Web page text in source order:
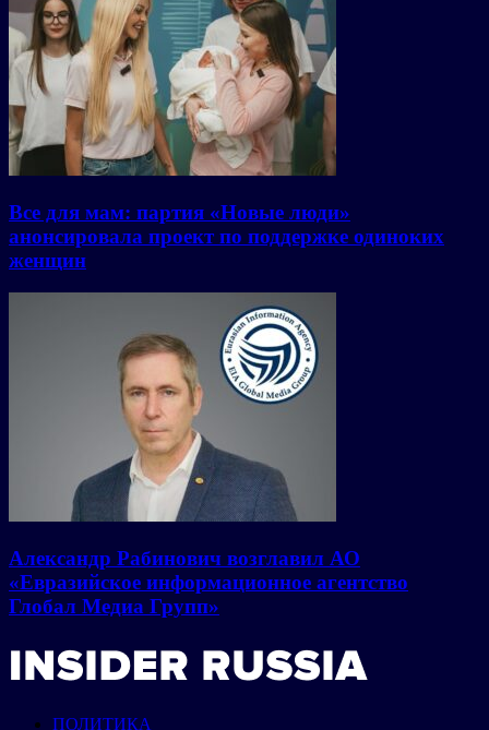
Все для мам: партия «Новые люди»
анонсировала проект по поддержке одиноких
женщин
Александр Рабинович возглавил АО
«Евразийское информационное агентство
Глобал Медиа Групп»
ПОЛИТИКА